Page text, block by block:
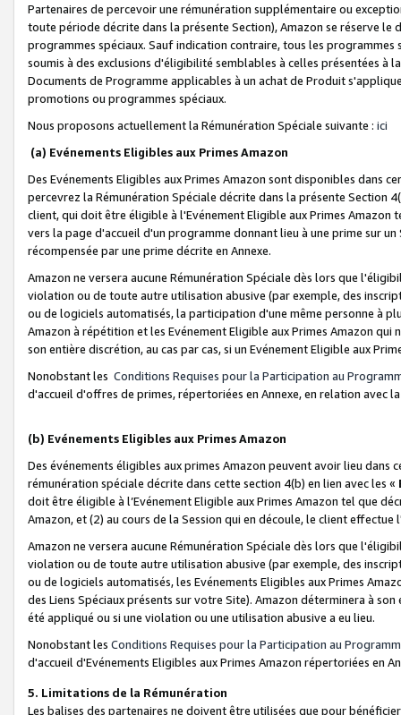
Partenaires de percevoir une rémunération supplémentaire ou
toute période décrite dans la présente Section), Amazon se réserve
programmes spéciaux. Sauf indication contraire, tous les
soumis à des exclusions d'éligibilité semblables à celles présentées à
Documents de Programme applicables à un achat de Produit
promotions ou programmes spéciaux.
Nous proposons actuellement la Rémunération Spéciale suivante : ici
(a) Evénements Eligibles aux Primes Amazon
Des Evénements Eligibles aux Primes Amazon sont disponibles dans
percevrez la Rémunération Spéciale décrite dans la présente Section
client, qui doit être éligible à l'Evénement Eligible aux Primes Amazon
vers la page d'accueil d'un programme donnant lieu à une prime sur
récompensée par une prime décrite en Annexe.
Amazon ne versera aucune Rémunération Spéciale dès lors que
violation ou de toute autre utilisation abusive (par exemple, des
ou de logiciels automatisés, la participation d'une même personne à
Amazon à répétition et les Evénement Eligible aux Primes Amazon qui
son entière discrétion, au cas par cas, si un Evénement Eligible aux
Nonobstant les Conditions Requises pour la Participation au
d'accueil d'offres de primes, répertoriées en Annexe, en relation avec
(b) Evénements Eligibles aux Primes Amazon
Des événements éligibles aux primes Amazon peuvent avoir lieu dans
rémunération spéciale décrite dans cette section 4(b) en lien avec les «
doit être éligible à l’Evénement Eligible aux Primes Amazon tel que
Amazon, et (2) au cours de la Session qui en découle, le client
Amazon ne versera aucune Rémunération Spéciale dès lors que
violation ou de toute autre utilisation abusive (par exemple, des
ou de logiciels automatisés, les Evénements Eligibles aux Primes
des Liens Spéciaux présents sur votre Site). Amazon déterminera à
été appliqué ou si une violation ou une utilisation abusive a eu lieu.
Nonobstant les Conditions Requises pour la Participation au
d'accueil d'Evénements Eligibles aux Primes Amazon répertoriées en
5. Limitations de la Rémunération
Les balises des partenaires ne doivent être utilisées que pour